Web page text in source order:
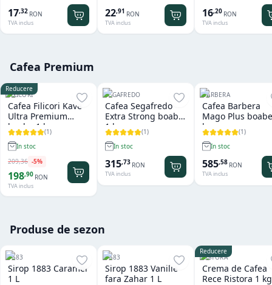
17,32 RON
TVA inclus
22,91 RON
TVA inclus
16,20 RON
TVA inclus
Cafea Premium
Reducere
FILICORI
Cafea Filicori Kave
Ultra Premium
boabe 1 kg
(1)
In stoc
209,36 -5%
198,90 RON
TVA inclus
SEGAFREDO
Cafea Segafredo
Extra Strong boabe
1 kg
(1)
In stoc
315,73 RON
TVA inclus
BARBERA
Cafea Barbera
Mago Plus
kg
(1)
In stoc
585,58 RON
TVA inclus
Produse de sezon
1883
Sirop 1883 Caramel
1 L
1883
Sirop 1883 Vanilie
fara Zahar 1 L
Reducere
RISTORA
Crema de Cafea
Rece Ristora 1 kg